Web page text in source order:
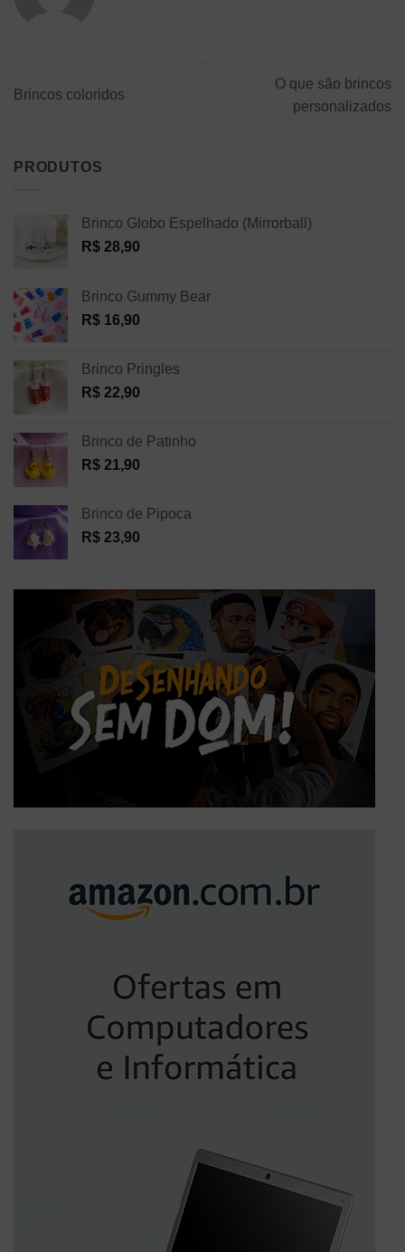
Brincos coloridos
O que são brincos
personalizados
PRODUTOS
Brinco Globo Espelhado (Mirrorball)
R$ 28,90
Brinco Gummy Bear
R$ 16,90
Brinco Pringles
R$ 22,90
Brinco de Patinho
R$ 21,90
Brinco de Pipoca
R$ 23,90